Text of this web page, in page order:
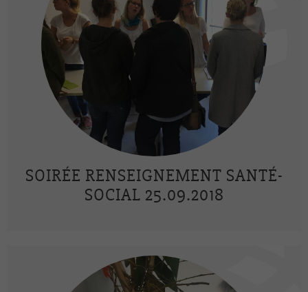
SOIRÉE RENSEIGNEMENT SANTÉ-
SOCIAL 25.09.2018